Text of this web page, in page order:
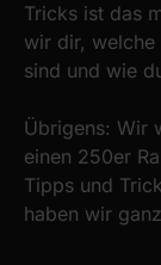
Tricks ist das
wir dir, welche
sind und wie
Übrigens: Wir
einen 250er
Tipps und
haben wir